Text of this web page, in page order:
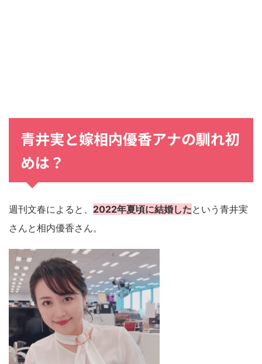
青井実と嫁相内優香アナの馴れ初
めは？
週刊文春によると、 2022年夏頃に結婚したという青井実
さんと相内優香さん。